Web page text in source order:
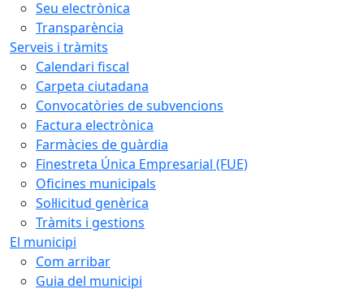
Seu electrònica
Transparència
Serveis i tràmits
Calendari fiscal
Carpeta ciutadana
Convocatòries de subvencions
Factura electrònica
Farmàcies de guàrdia
Finestreta Única Empresarial (FUE)
Oficines municipals
Sol·licitud genèrica
Tràmits i gestions
El municipi
Com arribar
Guia del municipi